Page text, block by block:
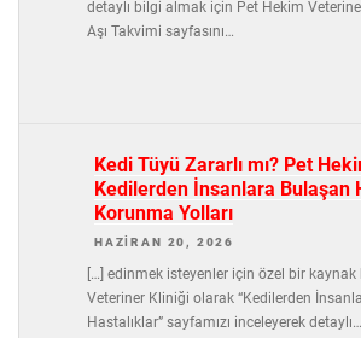
detaylı bilgi almak için Pet Hekim
Aşı Takvimi sayfasını…
Kedi Tüyü Zararlı mı? Pet
Kedilerden İnsanlara Bulaşan
Korunma Yolları
HAZIRAN 20, 2026
[…] edinmek isteyenler için özel bir kaynak
Veteriner Kliniği olarak “Kedilerden
Hastalıklar” sayfamızı inceleyerek detaylı…